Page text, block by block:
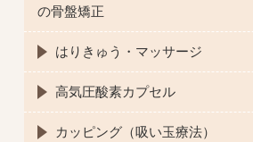
の骨盤矯正
はりきゅう・マッサージ
高気圧酸素カプセル
カッピング（吸い玉療法）